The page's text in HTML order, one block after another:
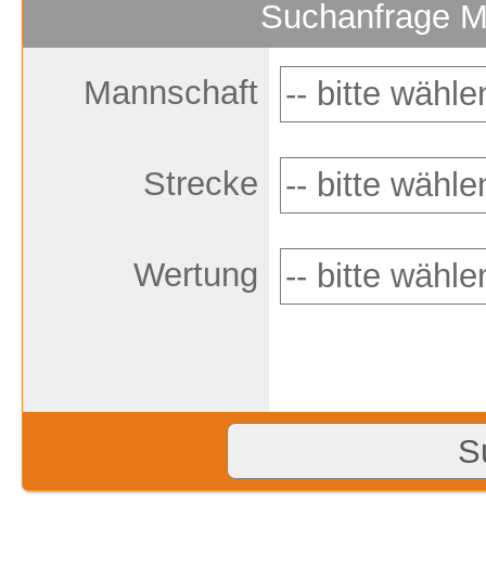
Suchanfrage
Mannschaft
Strecke
Wertung